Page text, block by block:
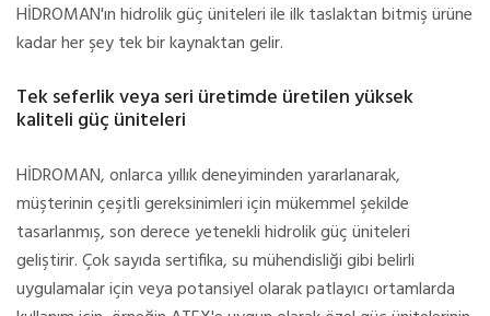
HİDROMAN'ın hidrolik güç üniteleri ile ilk taslaktan bitmiş ürüne
kadar her şey tek bir kaynaktan gelir.
Tek seferlik veya seri üretimde üretilen yüksek
kaliteli güç üniteleri
HİDROMAN, onlarca yıllık deneyiminden yararlanarak,
müşterinin çeşitli gereksinimleri için mükemmel şekilde
tasarlanmış, son derece yetenekli hidrolik güç üniteleri
geliştirir. Çok sayıda sertifika, su mühendisliği gibi belirli
uygulamalar için veya potansiyel olarak patlayıcı ortamlarda